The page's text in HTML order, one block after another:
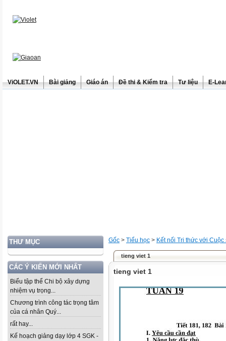
ViOLET.VN Bài giảng Giáo án Đề thi & Kiểm tra Tư liệu E-
THƯ MỤC
CÁC Ý KIẾN MỚI NHẤT
Biểu tập thể Chi bộ xây dựng
nhiệm vụ trọng...
Chương trình công tác trọng tâm
của cá nhân Quý...
rất hay...
Kế hoạch giảng dạy lớp 4 SGK -
Gốc > Tiểu học > Kết nối Tri thức với Cuộc
tieng viet 1
tieng viet 1